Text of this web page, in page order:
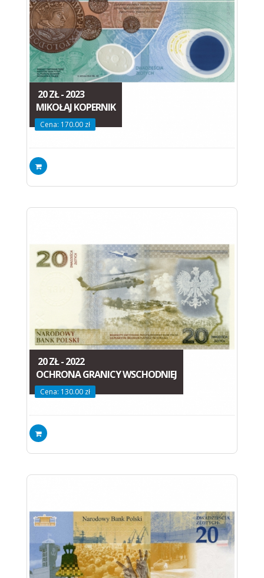
20 ZŁ - 2023
MIKOŁAJ KOPERNIK
Cena: 170.00 zł
20 ZŁ - 2022
OCHRONA GRANICY WSCHODNIEJ
Cena: 130.00 zł